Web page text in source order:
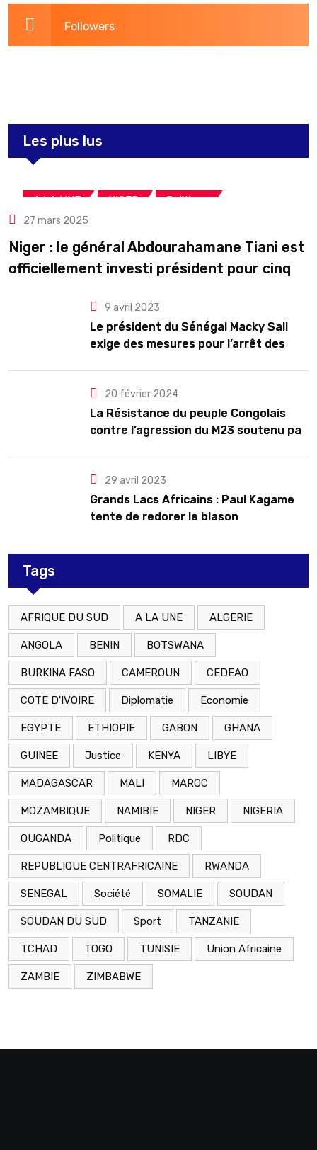
Followers
Les plus lus
A LA UNE NIGER Politique
27 mars 2025
Niger : le général Abdourahamane Tiani est
officiellement investi président pour cinq
9 avril 2023
Le président du Sénégal Macky Sall
exige des mesures pour l’arrêt des
20 février 2024
La Résistance du peuple Congolais
contre l’agression du M23 soutenu par
29 avril 2023
Grands Lacs Africains : Paul Kagame
tente de redorer le blason
Tags
AFRIQUE DU SUD A LA UNE ALGERIE
ANGOLA BENIN BOTSWANA
BURKINA FASO CAMEROUN CEDEAO
COTE D'IVOIRE Diplomatie Economie
EGYPTE ETHIOPIE GABON GHANA
GUINEE Justice KENYA LIBYE
MADAGASCAR MALI MAROC
MOZAMBIQUE NAMIBIE NIGER NIGERIA
OUGANDA Politique RDC
REPUBLIQUE CENTRAFRICAINE RWANDA
SENEGAL Société SOMALIE SOUDAN
SOUDAN DU SUD Sport TANZANIE
TCHAD TOGO TUNISIE Union Africaine
ZAMBIE ZIMBABWE